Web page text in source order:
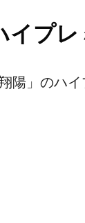
イプ
陽」のハ